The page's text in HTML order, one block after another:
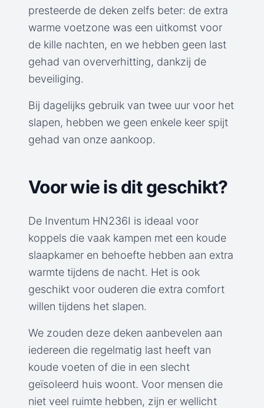
presteerde de deken zelfs beter: de extra
warme voetzone was een uitkomst voor
de kille nachten, en we hebben geen last
gehad van oververhitting, dankzij de
beveiliging.
Bij dagelijks gebruik van twee uur voor het
slapen, hebben we geen enkele keer spijt
gehad van onze aankoop.
Voor wie is dit geschikt?
De Inventum HN236I is ideaal voor
koppels die vaak kampen met een koude
slaapkamer en behoefte hebben aan extra
warmte tijdens de nacht. Het is ook
geschikt voor ouderen die extra comfort
willen tijdens het slapen.
We zouden deze deken aanbevelen aan
iedereen die regelmatig last heeft van
koude voeten of die in een slecht
geïsoleerd huis woont. Voor mensen die
niet veel ruimte hebben, zijn er wellicht